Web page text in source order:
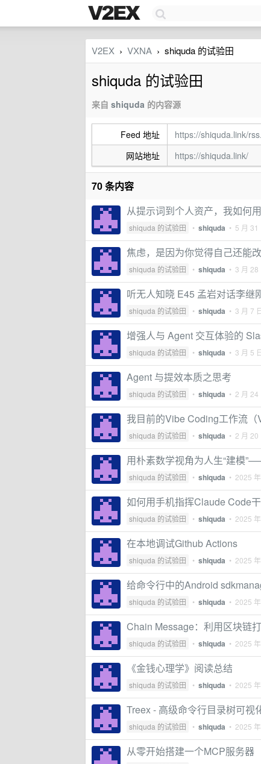
V2EX › VXNA › shiquda 的试验田
shiquda 的试验田
来自 shiquda 的内容源
Feed 地址
https://shiquda.link/
网站地址
https://shiquda.link/
70 条内容
从提示词到个人资产，我如何
shiquda 的试验田 • shiquda • 5 月 31
焦虑，是因为你觉得自己还能
shiquda 的试验田 • shiquda • 3 月 28
听无人知晓 E45 孟岩对话李继
shiquda 的试验田 • shiquda • 3 月 7
增强人与 Agent 交互体验的
shiquda 的试验田 • shiquda • 3 月 5
Agent 与提效本质之思考
shiquda 的试验田 • shiquda • 2 月 24
我目前的Vibe Coding工作流（
shiquda 的试验田 • shiquda • 2 月 20
用朴素数学视角为人生“建模
shiquda 的试验田 • shiquda • 2025
如何用手机指挥Claude Code
shiquda 的试验田 • shiquda • 2025
在本地调试Github Actions
shiquda 的试验田 • shiquda • 2025
给命令行中的Android
shiquda 的试验田 • shiquda • 2025
Chain Message：利用区块链
shiquda 的试验田 • shiquda • 2025
《金钱心理学》阅读总结
shiquda 的试验田 • shiquda • 2025
Treex - 高级命令行目录树可视
shiquda 的试验田 • shiquda • 2025
从零开始搭建一个MCP服务器